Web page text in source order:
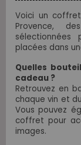
Voici un
Provence,
placées dans
Quelles
cadeau ?
Retrouvez en
chaque vin et
Vous pouvez
coffret pour
images.